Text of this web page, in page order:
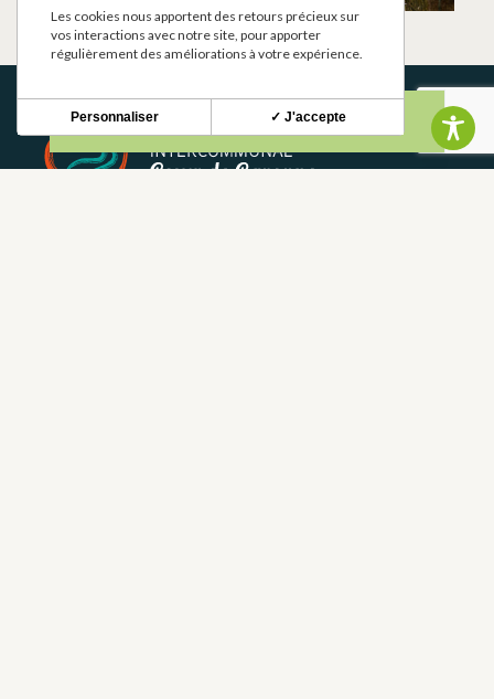
Les cookies nous apportent des retours précieux sur
vos interactions avec notre site, pour apporter
régulièrement des améliorations à votre expérience.
✓ J'accepte
Personnaliser